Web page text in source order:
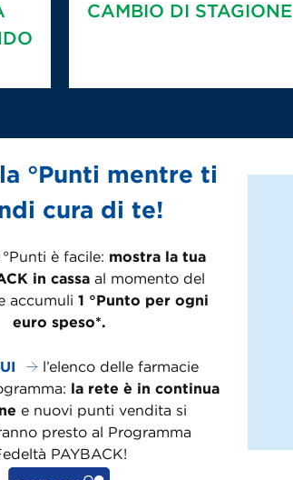
CAMBIO DI STAGIONE
°Punti mentre ti
cura di te!
è facile: mostra la tua
in cassa al momento del
accumuli 1 °Punto per ogni
euro speso*.
l’elenco delle farmacie
la rete è in continua
e nuovi punti vendita si
presto al Programma
PAYBACK!